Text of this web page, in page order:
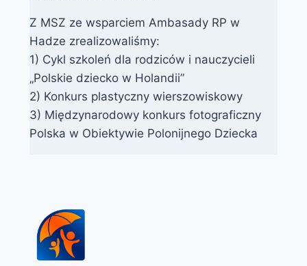
Z MSZ ze wsparciem Ambasady RP w
Hadze zrealizowaliśmy:
1) Cykl szkoleń dla rodziców i nauczycieli
„Polskie dziecko w Holandii”
2) Konkurs plastyczny wierszowiskowy
3) Międzynarodowy konkurs fotograficzny
Polska w Obiektywie Polonijnego Dziecka